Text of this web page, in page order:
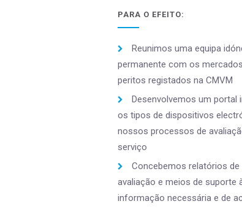
PARA O EFEITO:
Reunimos uma equipa
permanente com os
peritos registados na CMVM
Desenvolvemos um
os tipos de dispositivos
nossos processos de
serviço
Concebemos relatórios
avaliação e meios de suporte
informação necessária e de